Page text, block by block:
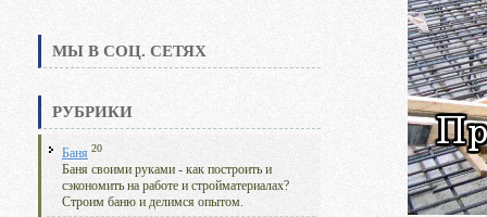
МЫ В СОЦ. СЕТЯХ
РУБРИКИ
Баня 20
Баня своими руками - как построить и
сэкономить на работе и стройматериалах?
Строим баню и делимся опытом.